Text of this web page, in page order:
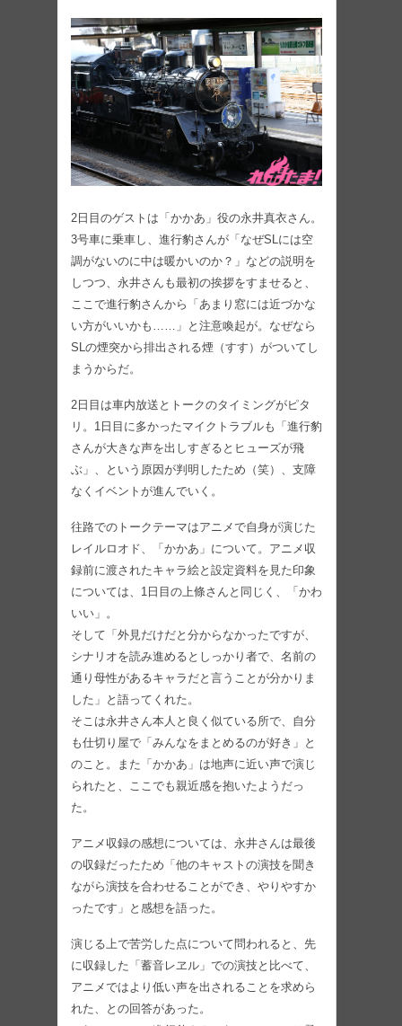
2日目のゲストは「かかあ」役の永井真衣さん。
3号車に乗車し、進行豹さんが「なぜSLには空
調がないのに中は暖かいのか？」などの説明を
しつつ、永井さんも最初の挨拶をすませると、
ここで進行豹さんから「あまり窓には近づかな
い方がいいかも……」と注意喚起が。なぜなら
SLの煙突から排出される煙（すす）がついてし
まうからだ。
2日目は車内放送とトークのタイミングがピタ
リ。1日目に多かったマイクトラブルも「進行豹
さんが大きな声を出しすぎるとヒューズが飛
ぶ」、という原因が判明したため（笑）、支障
なくイベントが進んでいく。
往路でのトークテーマはアニメで自身が演じた
レイルロオド、「かかあ」について。アニメ収
録前に渡されたキャラ絵と設定資料を見た印象
については、1日目の上條さんと同じく、「かわ
いい」。
そして「外見だけだと分からなかったですが、
シナリオを読み進めるとしっかり者で、名前の
通り母性があるキャラだと言うことが分かりま
した」と語ってくれた。
そこは永井さん本人と良く似ている所で、自分
も仕切り屋で「みんなをまとめるのが好き」と
のこと。また「かかあ」は地声に近い声で演じ
られたと、ここでも親近感を抱いたようだっ
た。
アニメ収録の感想については、永井さんは最後
の収録だったため「他のキャストの演技を聞き
ながら演技を合わせることができ、やりやすか
ったです」と感想を語った。
演じる上で苦労した点について問われると、先
に収録した「蓄音レヱル」での演技と比べて、
アニメではより低い声を出されることを求めら
れた、との回答があった。